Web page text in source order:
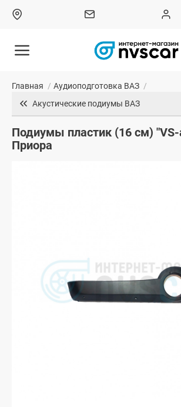
Главная / Аудиоподготовка ВАЗ /
Акустические подиумы ВАЗ
Подиумы пластик (16 см)
Приора